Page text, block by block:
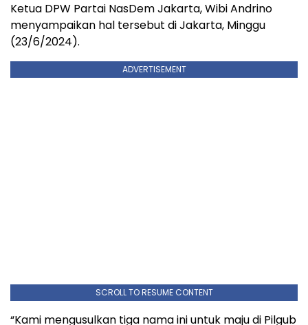
Ketua DPW Partai NasDem Jakarta, Wibi Andrino
menyampaikan hal tersebut di Jakarta, Minggu
(23/6/2024).
ADVERTISEMENT
SCROLL TO RESUME CONTENT
“Kami mengusulkan tiga nama ini untuk maju di Pilgub